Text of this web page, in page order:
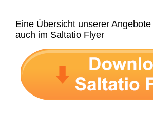
Eine Übersicht unserer
auch im Saltatio Flyer